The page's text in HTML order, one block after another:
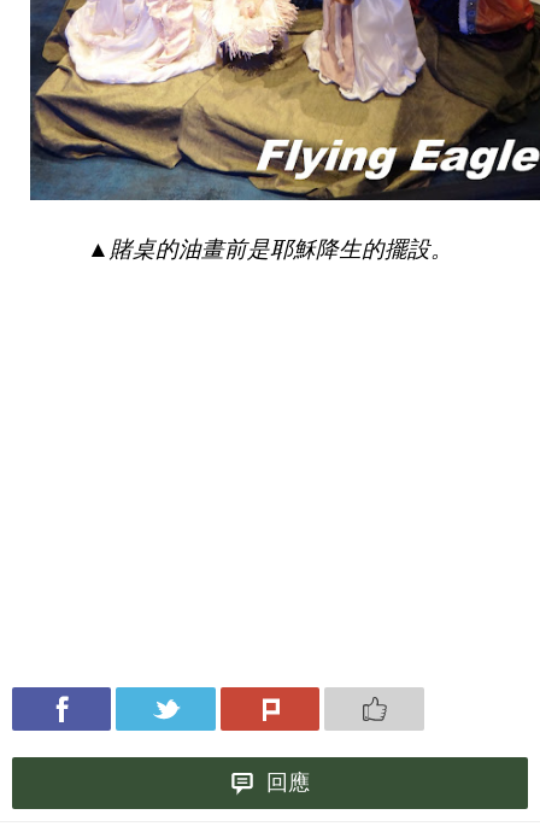
▲ 賭桌的油畫前是耶穌降生的擺設。
回應